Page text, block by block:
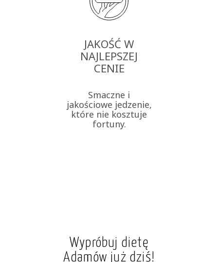
JAKOŚĆ W
NAJLEPSZEJ
CENIE
Smaczne i
jakościowe jedzenie,
które nie kosztuje
fortuny.
Wypróbuj dietę
Adamów już dziś!